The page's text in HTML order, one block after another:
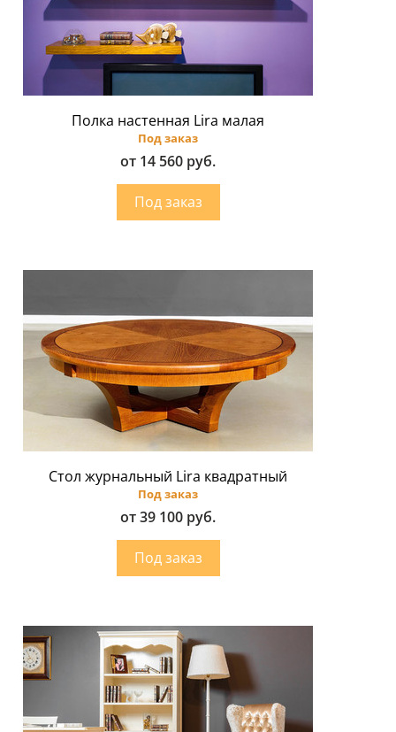
Полка настенная Lira малая
Под заказ
от 14 560 руб.
Стол журнальный Lira квадратный
Под заказ
от 39 100 руб.